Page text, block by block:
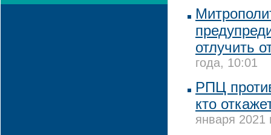
отлучить
года, 10:01
РПЦ
кто
января 2021